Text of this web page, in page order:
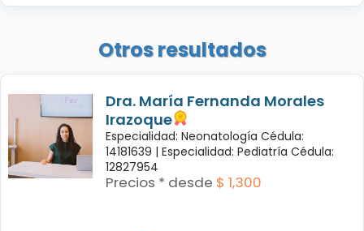
Otros resultados
Dra. María Fernanda Morales
Irazoque
Especialidad: Neonatología Cédula:
14181639 | Especialidad: Pediatría Cédula:
12827954
Precios * desde $ 1,300